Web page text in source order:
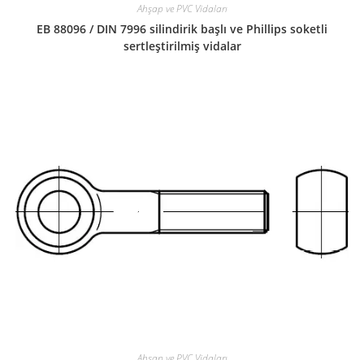
Ahşap ve PVC Vidaları
EB 88096 / DIN 7996 silindirik başlı ve Phillips soketli
sertleştirilmiş vidalar